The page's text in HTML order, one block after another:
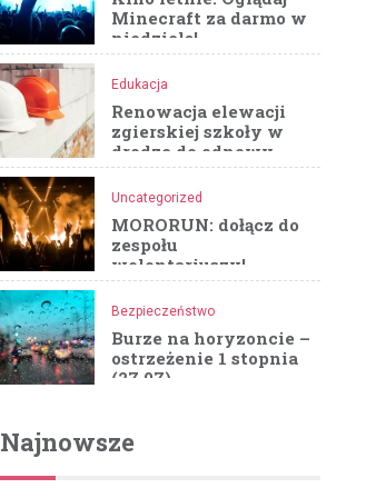
Minecraft za darmo w
niedzielę!
Edukacja
Renowacja elewacji
zgierskiej szkoły w
drodze do odnowy
zabytku
Uncategorized
MORORUN: dołącz do
zespołu
wolontariuszy!
Bezpieczeństwo
Burze na horyzoncie –
ostrzeżenie 1 stopnia
(27.07)
Najnowsze